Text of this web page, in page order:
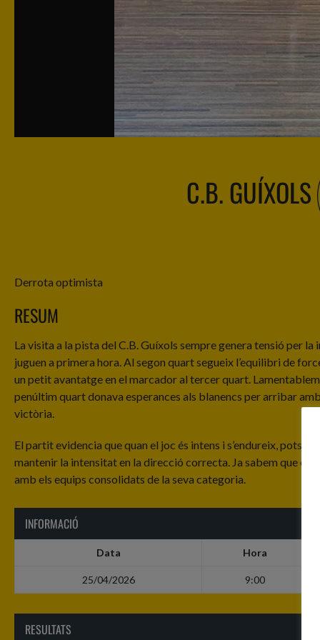
C.B. GUÍXOLS
Derrota optimista
RESUM
La visita a la pista del C.B. Guíxols sempre genera tensió per
juguen a primera hora. Al segon quart segueix l’equilibri de
un petit avantatge en el marcador al tercer quart.
penúltim quart donava esperances als blanencs per arribar
victòria.
El partit evidencia que quan el joc és intens i s’endureix,
mantenir la intensitat en la direcció correcta. Ja sabem que
amb els equips consolidats de la seva categoria.
INFORMACIÓ
Data Hora
25/04/2026 9:00
RESULTATS